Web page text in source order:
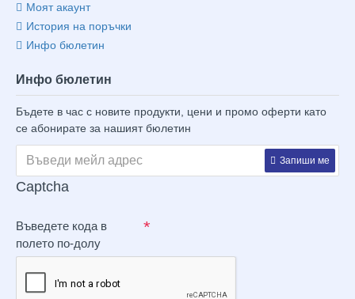
Моят акаунт
История на поръчки
Инфо бюлетин
Инфо бюлетин
Бъдете в час с новите продукти, цени и промо оферти като
се абонирате за нашият бюлетин
Запиши ме
Captcha
Въведете кода в
полето по-долу